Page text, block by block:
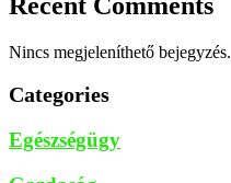
Nincs megjeleníthető bejegyzés.
Categories
Egészségügy